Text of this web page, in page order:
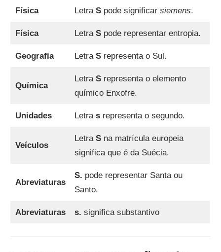
Física Letra Spode significar siemens.
Física Letra Spode representar entropia.
Geografia Letra Srepresenta o Sul.
Química
Letra Srepresenta o elemento
químico Enxofre.
Unidades Letra srepresenta o segundo.
Veículos
Letra Sna matrícula europeia
significa que é da Suécia.
Abreviaturas
S. pode representar Santa ou
Santo.
Abreviaturas s. significa substantivo